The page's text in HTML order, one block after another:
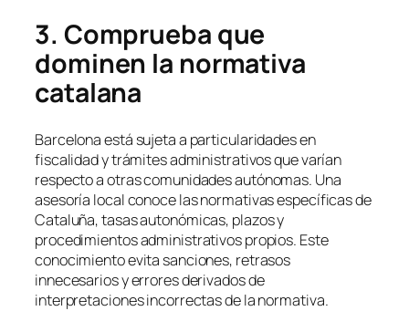
3. Comprueba que
dominen la normativa
catalana
Barcelona está sujeta a particularidades en
fiscalidad y trámites administrativos que varían
respecto a otras comunidades autónomas. Una
asesoría local conoce las normativas específicas de
Cataluña, tasas autonómicas, plazos y
procedimientos administrativos propios. Este
conocimiento evita sanciones, retrasos
innecesarios y errores derivados de
interpretaciones incorrectas de la normativa.